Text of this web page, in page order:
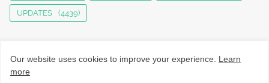
UPDATES (4439)
Our website uses cookies to improve your experience. Learn
more